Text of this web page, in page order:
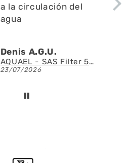
a la circulación del
agua
Denis A.G.U.
AQUAEL - SAS Filter 500 - Skimmer de superficie
23/07/2026